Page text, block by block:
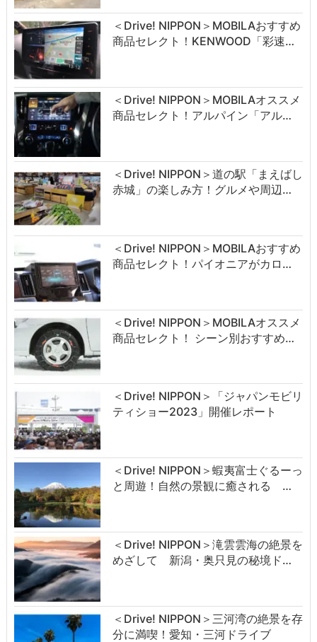
＜Drive! NIPPON＞MOBILAおすすめ
商品セレクト！KENWOOD「彩速…
＜Drive! NIPPON＞MOBILAオススメ
商品セレクト！アルパイン「アル…
＜Drive! NIPPON＞道の駅「まえばし
赤城」の楽しみ方！グルメや周辺…
＜Drive! NIPPON＞MOBILAおすすめ
商品セレクト！パイオニアがカロ…
＜Drive! NIPPON＞MOBILAオススメ
商品セレクト！ シーン別おすすめ…
＜Drive! NIPPON＞「ジャパンモビリ
ティショー2023」開催レポート
＜Drive! NIPPON＞蝦夷富士ぐるーっ
と周遊！自然の景観に癒される …
＜Drive! NIPPON＞滝雲雲海の絶景を
めざして 新潟・奥只見の秘境ド…
＜Drive! NIPPON＞三河湾の絶景を存
分に満喫！愛知・三河ドライブ